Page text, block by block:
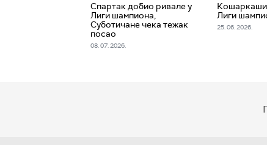
Спартак добио ривале у
Лиги шампиона,
Суботичане чека тежак
посао
08. 07. 2026.
Кошаркаши
Лиги
25. 06. 2026.